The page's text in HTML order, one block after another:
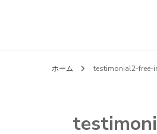
ホーム testimonial2-free-